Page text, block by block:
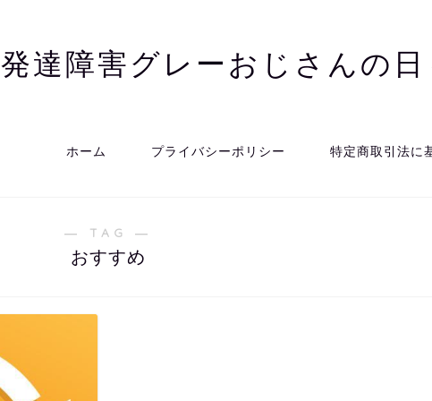
発達障害グレーおじさんの
ホーム プライバシーポリシー 特定商取引法に
― TAG ―
おすすめ